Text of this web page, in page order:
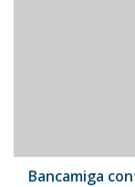
Bancamiga